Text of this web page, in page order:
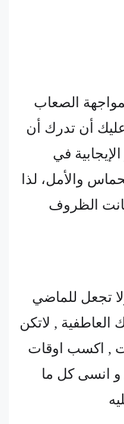
الصعاب
أن تدرك أن
في
والأمل، لذا
الظروف
تجعل للماضي
العاطفية , لاتكن
, اكسب اوقات
و انسى كل ما